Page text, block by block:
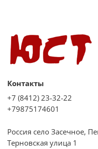
Контакты
+7 (8412) 23-32-22
+79875174601
Россия село Засечное,
Терновская улица 1